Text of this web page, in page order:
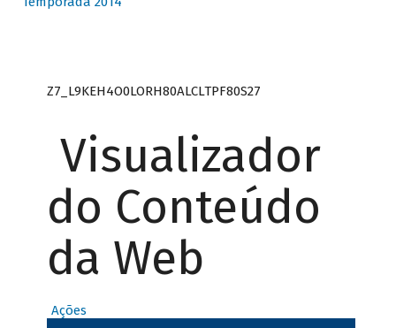
Z7_L9KEH4O0LORH80ALCLTPF80S27
Visualizador
do Conteúdo
da Web
Ações